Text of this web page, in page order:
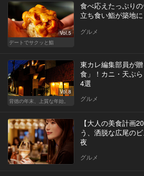
Vol.5
デートでサクッと鮨
食べ応えたっぷり
立ち食い鮨が築地に
グルメ
Vol.8
背徳の年末、上質な年始。
東カレ編集部員が
食」！カニ・天ぷ
4選
グルメ
【大人の美食計画
う、洒脱な広尾の
夜
グルメ